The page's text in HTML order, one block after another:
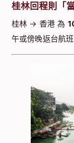
桂林回程則「
桂林 → 香港 為
午或傍晚返台航班